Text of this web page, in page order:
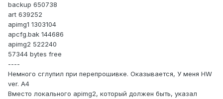
backup 650738
art 639252
apimg1 1303104
apcfg.bak 144686
apimg2 522240
57344 bytes free
----
Немного сглупил при перепрошивке. Оказывается, У меня HW
ver. A4
Вместо локального apimg2, который должен быть, указал